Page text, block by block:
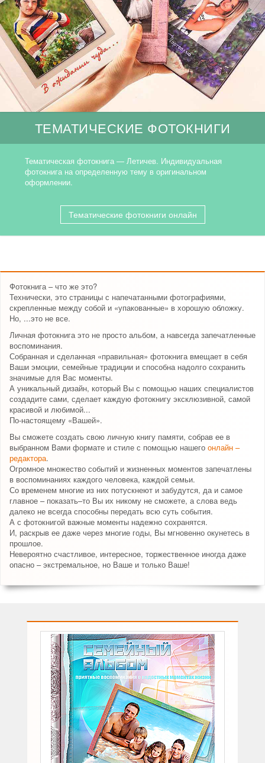
ТЕМАТИЧЕСКИЕ ФОТОКНИГИ
Тематическая фотокнига — Летичев. Индивидуальная
фотокнига на определенную тему в оригинальном
оформлении.
Тематические фотокниги онлайн
Фотокнига – что же это?
Технически, это страницы с напечатанными фотографиями,
скрепленные между собой и «упакованные» в хорошую обложку.
Но, ...это не все.
Личная фотокнига это не просто альбом, а навсегда запечатленные
воспоминания.
Собранная и сделанная «правильная» фотокнига вмещает в себя
Ваши эмоции, семейные традиции и способна надолго сохранить
значимые для Вас моменты.
А уникальный дизайн, который Вы с помощью наших специалистов
создадите сами, сделает каждую фотокнигу эксклюзивной, самой
красивой и любимой...
По-настоящему «Вашей».
Вы сможете создать свою личную книгу памяти, собрав ее в
выбранном Вами формате и стиле с помощью нашего онлайн –
редактора.
Огромное множество событий и жизненных моментов запечатлены
в воспоминаниях каждого человека, каждой семьи.
Со временем многие из них потускнеют и забудутся, да и самое
главное – показать–то Вы их никому не сможете, а слова ведь
далеко не всегда способны передать всю суть события.
А с фотокнигой важные моменты надежно сохранятся.
И, раскрыв ее даже через многие годы, Вы мгновенно окунетесь в
прошлое.
Невероятно счастливое, интересное, торжественное иногда даже
опасно – экстремальное, но Ваше и только Ваше!